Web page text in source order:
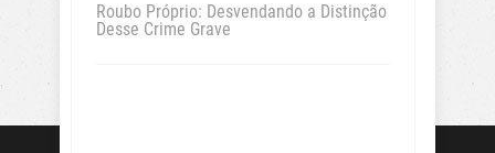
Roubo Próprio: Desvendando a Distinção
Desse Crime Grave